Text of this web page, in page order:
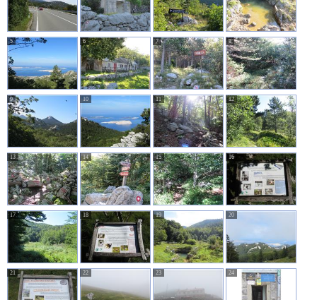
5 6 7 8
9 10 11 12
13 14 15 16
17 18 19 20
21 22 23 24